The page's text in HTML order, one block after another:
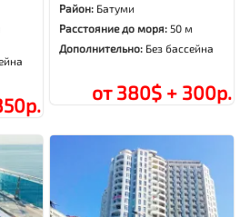
Район: Батуми
Расстояние до моря: 50 м
Дополнительно: Без бассейна
от 380$ + 300р.